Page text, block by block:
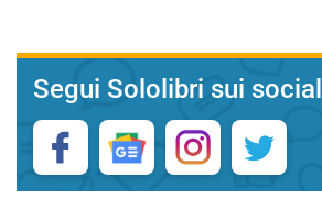
Segui Sololibri sui social